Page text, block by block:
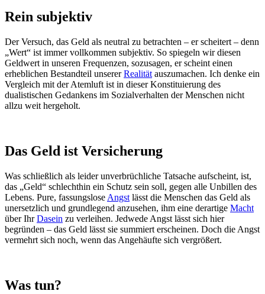
Rein subjektiv
Der Versuch, das Geld als neutral zu betrachten – er scheitert – denn
„Wert“ ist immer vollkommen subjektiv. So spiegeln wir diesen
Geldwert in unseren Frequenzen, sozusagen, er scheint einen
erheblichen Bestandteil unsererRealität auszumachen. Ich denke ein
Vergleich mit der Atemluft ist in dieser Konstituierung des
dualistischen Gedankens im Sozialverhalten der Menschen nicht
allzu weit hergeholt.
Das Geld ist Versicherung
Was schließlich als leider unverbrüchliche Tatsache aufscheint, ist,
das „Geld“ schlechthin ein Schutz sein soll, gegen alle Unbillen des
Lebens. Pure, fassungslose Angst lässt die Menschen das Geld als
unersetzlich und grundlegend anzusehen, ihm eine derartige Macht
über IhrDasein zu verleihen. Jedwede Angst lässt sich hier
begründen – das Geld lässt sie summiert erscheinen. Doch die Angst
vermehrt sich noch, wenn das Angehäufte sich vergrößert.
Was tun?